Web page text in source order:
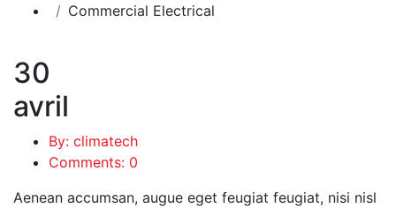
Commercial Electrical
30
avril
By: climatech
Comments: 0
Aenean accumsan, augue eget feugiat feugiat, nisi nisl